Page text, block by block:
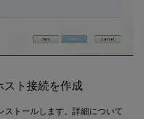
ト接続を作成
トールします。詳細について